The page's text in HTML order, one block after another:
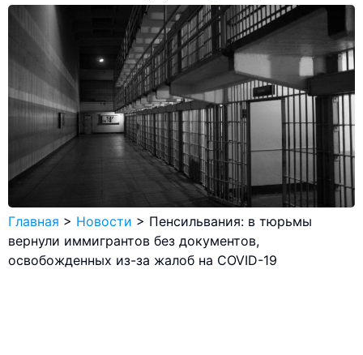
Главная > Новости > Пенсильвания: в тюрьмы
вернули иммигрантов без документов,
освобожденных из-за жалоб на COVID-19